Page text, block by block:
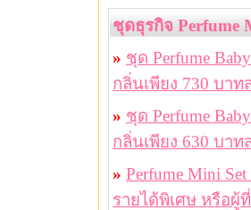
ชุดธุรกิจ Perfume
» ชุด Perfume
กลิ่นเพียง 730 บาท
» ชุด Perfume
กลิ่นเพียง 630 บาท
» Perfume Mini
รายได้พิเศษ หรือ